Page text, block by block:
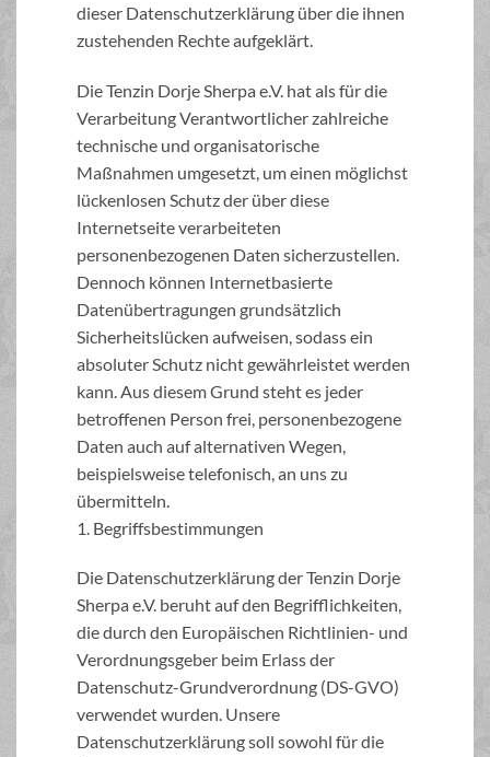
dieser Datenschutzerklärung über die ihnen
zustehenden Rechte aufgeklärt.
Die Tenzin Dorje Sherpa e.V. hat als für die
Verarbeitung Verantwortlicher zahlreiche
technische und organisatorische
Maßnahmen umgesetzt, um einen möglichst
lückenlosen Schutz der über diese
Internetseite verarbeiteten
personenbezogenen Daten sicherzustellen.
Dennoch können Internetbasierte
Datenübertragungen grundsätzlich
Sicherheitslücken aufweisen, sodass ein
absoluter Schutz nicht gewährleistet werden
kann. Aus diesem Grund steht es jeder
betroffenen Person frei, personenbezogene
Daten auch auf alternativen Wegen,
beispielsweise telefonisch, an uns zu
übermitteln.
1. Begriffsbestimmungen
Die Datenschutzerklärung der Tenzin Dorje
Sherpa e.V. beruht auf den Begrifflichkeiten,
die durch den Europäischen Richtlinien- und
Verordnungsgeber beim Erlass der
Datenschutz-Grundverordnung (DS-GVO)
verwendet wurden. Unsere
Datenschutzerklärung soll sowohl für die